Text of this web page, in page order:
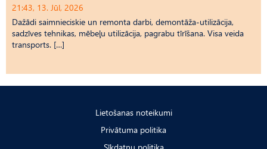
21:43, 13. Jūl, 2026
Dažādi saimnieciskie un remonta darbi, demontāža-utilizācija,
sadzīves tehnikas, mēbeļu utilizācija, pagrabu tīrīšana. Visa veida
transports. […]
Lietošanas noteikumi
Privātuma politika